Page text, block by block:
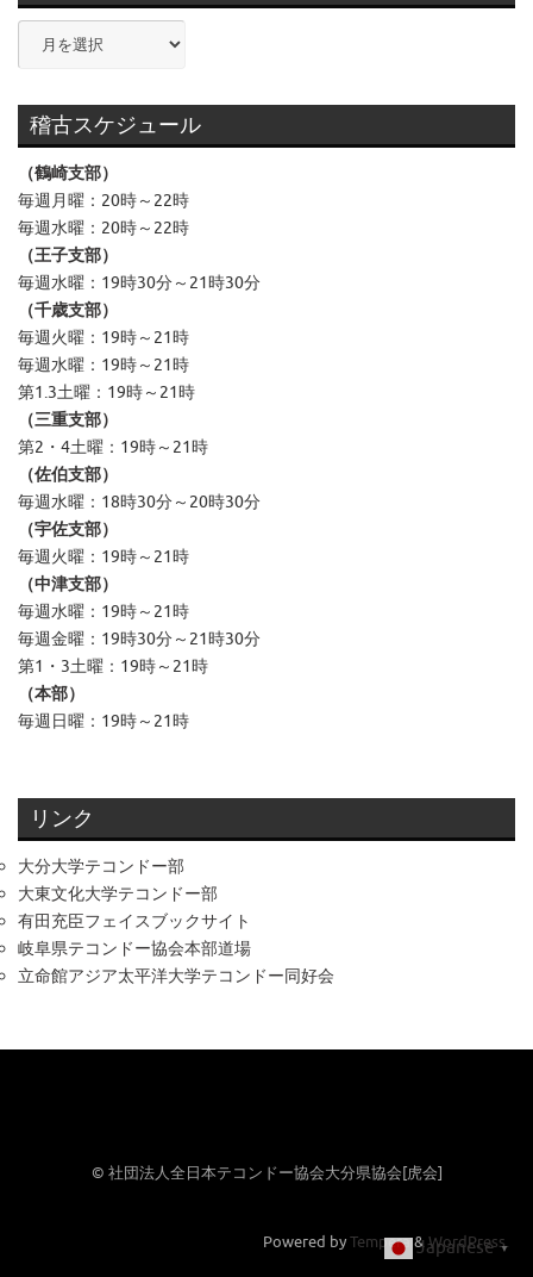
イ
ブ
稽古スケジュール
（鶴崎支部）
毎週月曜：20時～22時
毎週水曜：20時～22時
（王子支部）
毎週水曜：19時30分～21時30分
（千歳支部）
毎週火曜：19時～21時
毎週水曜：19時～21時
第1.3土曜：19時～21時
（三重支部）
第2・4土曜：19時～21時
（佐伯支部）
毎週水曜：18時30分～20時30分
（宇佐支部）
毎週火曜：19時～21時
（中津支部）
毎週水曜：19時～21時
毎週金曜：19時30分～21時30分
第1・3土曜：19時～21時
（本部）
毎週日曜：19時～21時
リンク
大分大学テコンドー部
大東文化大学テコンドー部
有田充臣フェイスブックサイト
岐阜県テコンドー協会本部道場
立命館アジア太平洋大学テコンドー同好会
© 社団法人全日本テコンドー協会大分県協会[虎会]
Powered byTempera&WordPress.
Japanese ▼